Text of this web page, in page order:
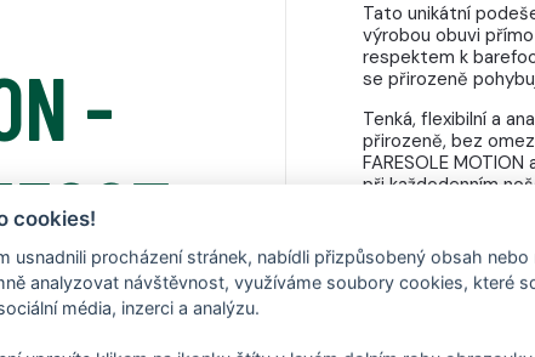
-
Tato unikátní
výrobou obuvi přímo
respektem k
se přirozeně
Tenká, flexibilní a
přirozeně, bez
FARESOLE
při každodenním
VYVINUTO A
Domácí vývoj,
cookies!
usnadnili procházení stránek, nabídli přizpůsobený obsah nebo
analyzovat návštěvnost, využíváme soubory cookies, které
média, inzerci a analýzu.